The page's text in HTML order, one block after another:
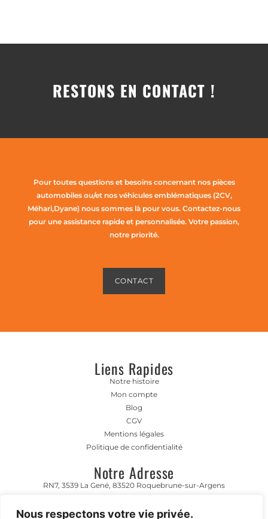
Nous respectons votre vie privée.
RESTONS EN CONTACT !
Pour toutes questions et besoins concernant nos pièces
automobiles ou/et nos véhicules emblématiques (2CV,
Méhari,Dyane) nous sommes là pour vous. Contactez-nous
pour une assistance rapide et personnalisée. Votre passion,
notre priorité.
CONTACT
Liens Rapides
Notre histoire
Mon compte
Blog
CGV
Mentions légales
Politique de confidentialité
Notre Adresse
RN7, 3539 La Gené, 83520 Roquebrune-sur-Argens
Horaire D'ouverture